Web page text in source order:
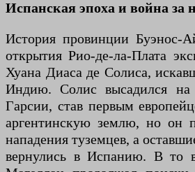
Испанская эпоха и война за
История провинции Буэнос-
открытия Рио-де-ла-Плата
Хуана Диаса де Солиса,
Индию. Солис высадился на
Гарсии, став первым
аргентинскую землю, но он
нападения туземцев, а
вернулись в Испанию. В то